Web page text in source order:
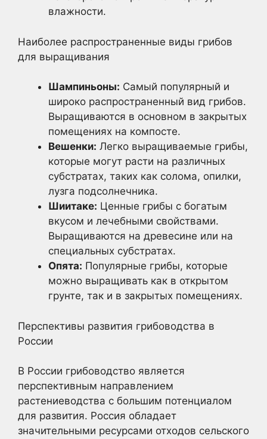
влажности.
Наиболее распространенные виды грибов
для выращивания
Шампиньоны: Самый популярный и
широко распространенный вид грибов.
Выращиваются в основном в закрытых
помещениях на компосте.
Вешенки: Легко выращиваемые грибы,
которые могут расти на различных
субстратах, таких как солома, опилки,
лузга подсолнечника.
Шиитаке: Ценные грибы с богатым
вкусом и лечебными свойствами.
Выращиваются на древесине или на
специальных субстратах.
Опята: Популярные грибы, которые
можно выращивать как в открытом
грунте, так и в закрытых помещениях.
Перспективы развития грибоводства в
России
В России грибоводство является
перспективным направлением
растениеводства с большим потенциалом
для развития. Россия обладает
значительными ресурсами отходов сельского